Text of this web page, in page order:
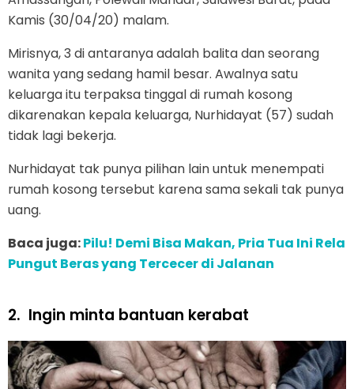
Kamis (30/04/20) malam.
Mirisnya, 3 di antaranya adalah balita dan seorang
wanita yang sedang hamil besar. Awalnya satu
keluarga itu terpaksa tinggal di rumah kosong
dikarenakan kepala keluarga, Nurhidayat (57) sudah
tidak lagi bekerja.
Nurhidayat tak punya pilihan lain untuk menempati
rumah kosong tersebut karena sama sekali tak punya
uang.
Baca juga:Pilu! Demi Bisa Makan, Pria Tua Ini Rela
Pungut Beras yang Tercecer di Jalanan
2. Ingin minta bantuan kerabat